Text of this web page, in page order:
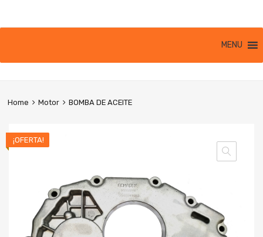
MENU
Home Motor BOMBA DE ACEITE
¡OFERTA!